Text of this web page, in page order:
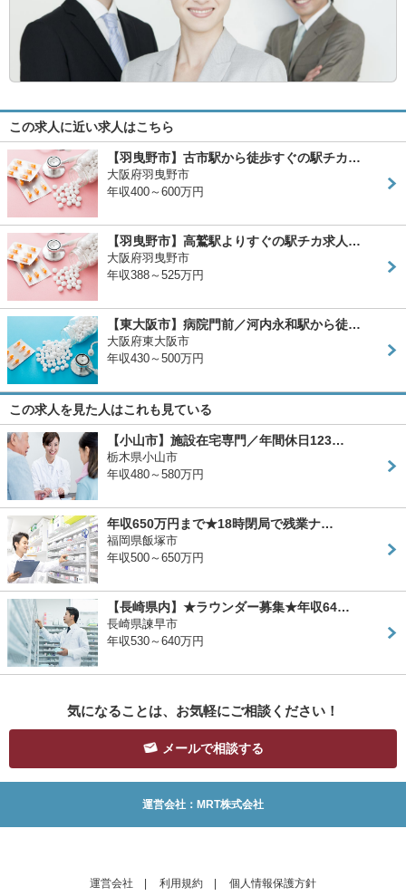
この求人に近い求人はこちら
【羽曳野市】古市駅から徒歩すぐの駅チカ…
大阪府羽曳野市
年収400～600万円
【羽曳野市】高鷲駅よりすぐの駅チカ求人…
大阪府羽曳野市
年収388～525万円
【東大阪市】病院門前／河内永和駅から徒…
大阪府東大阪市
年収430～500万円
この求人を見た人はこれも見ている
【小山市】施設在宅専門／年間休日123…
栃木県小山市
年収480～580万円
年収650万円まで★18時閉局で残業ナ…
福岡県飯塚市
年収500～650万円
【長崎県内】★ラウンダー募集★年収64…
長崎県諫早市
年収530～640万円
気になることは、お気軽にご相談ください！
メールで相談する
運営会社：MRT株式会社
運営会社 利用規約 個人情報保護方針